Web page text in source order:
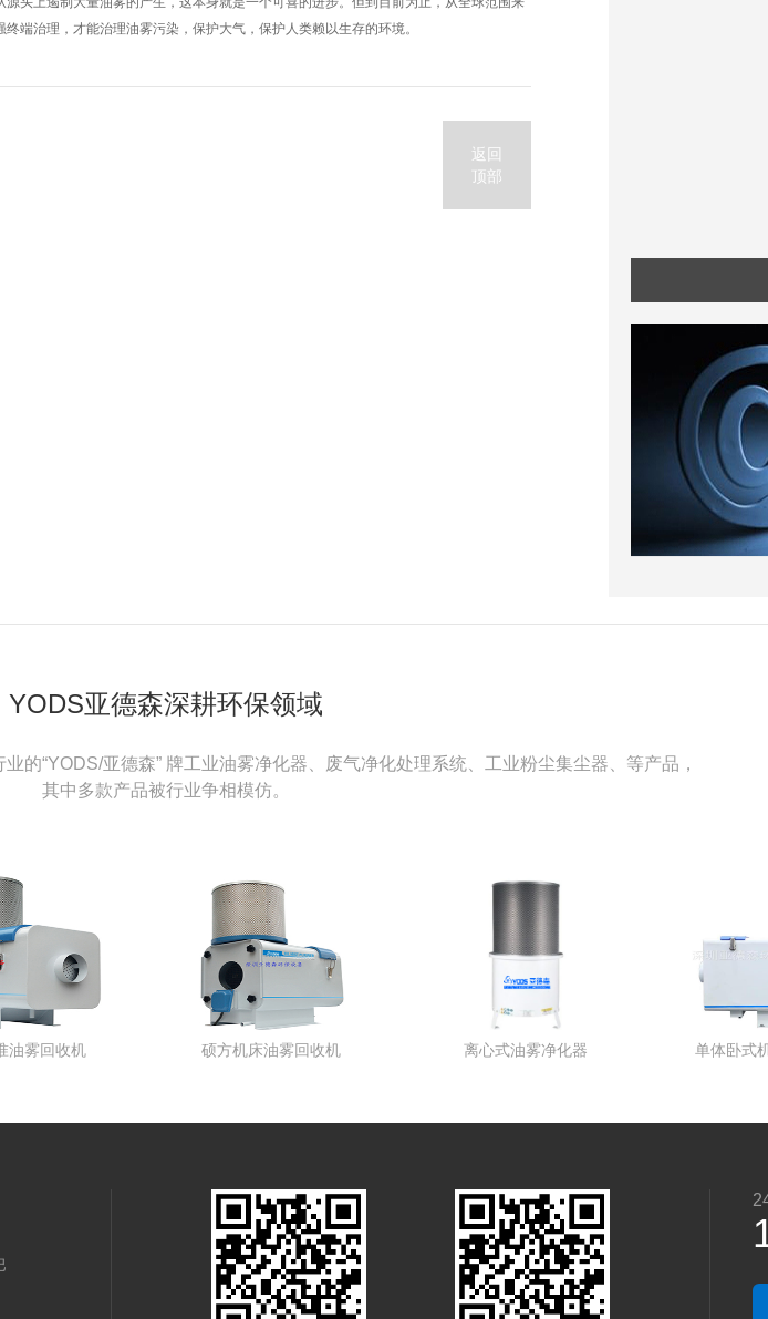
端治理，才能治理油雾污染，保护大气，保护人类赖以生存的环境。
返回
顶部
YODS亚德森深耕环保领域
的“YODS/亚德森” 牌工业油雾净化器、废气净化处理系统、工业粉尘集尘器、等产品，
其中多款产品被行业争相模仿。
硕方机床油雾回收机 离心式油雾净化器 单体卧式机械油雾净化器 单